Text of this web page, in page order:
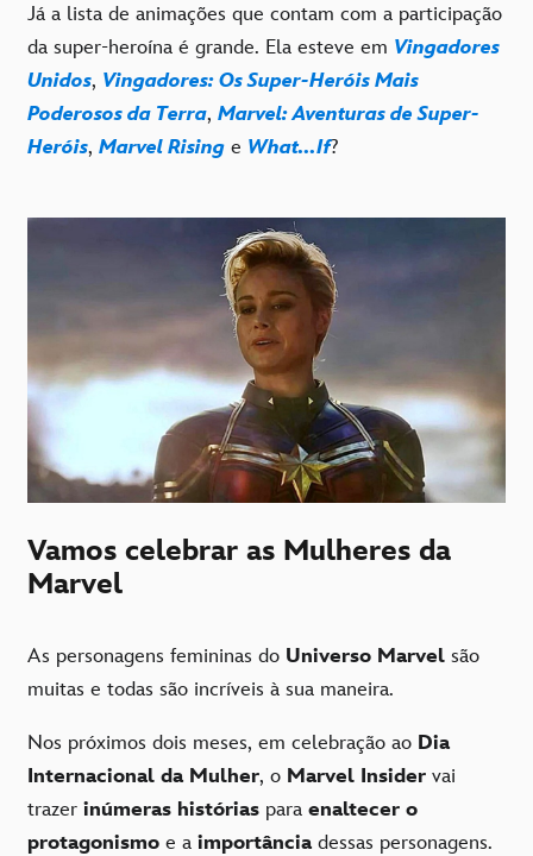
Já a lista de animações que contam com a participação
da super-heroína é grande. Ela esteve em Vingadores
Unidos, Vingadores: Os Super-Heróis Mais
Poderosos da Terra, Marvel: Aventuras de Super-
Heróis, Marvel Rising e What...If?
Vamos celebrar as Mulheres da
Marvel
As personagens femininas do Universo Marvel são
muitas e todas são incríveis à sua maneira.
Nos próximos dois meses, em celebração ao Dia
Internacional da Mulher, o Marvel Insider vai
trazer inúmeras histórias para enaltecer o
protagonismo e a importância dessas personagens.